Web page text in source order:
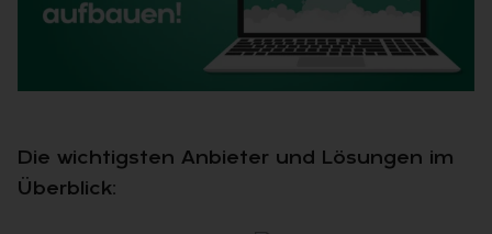
Die wichtigsten Anbieter und Lösungen im
Überblick: